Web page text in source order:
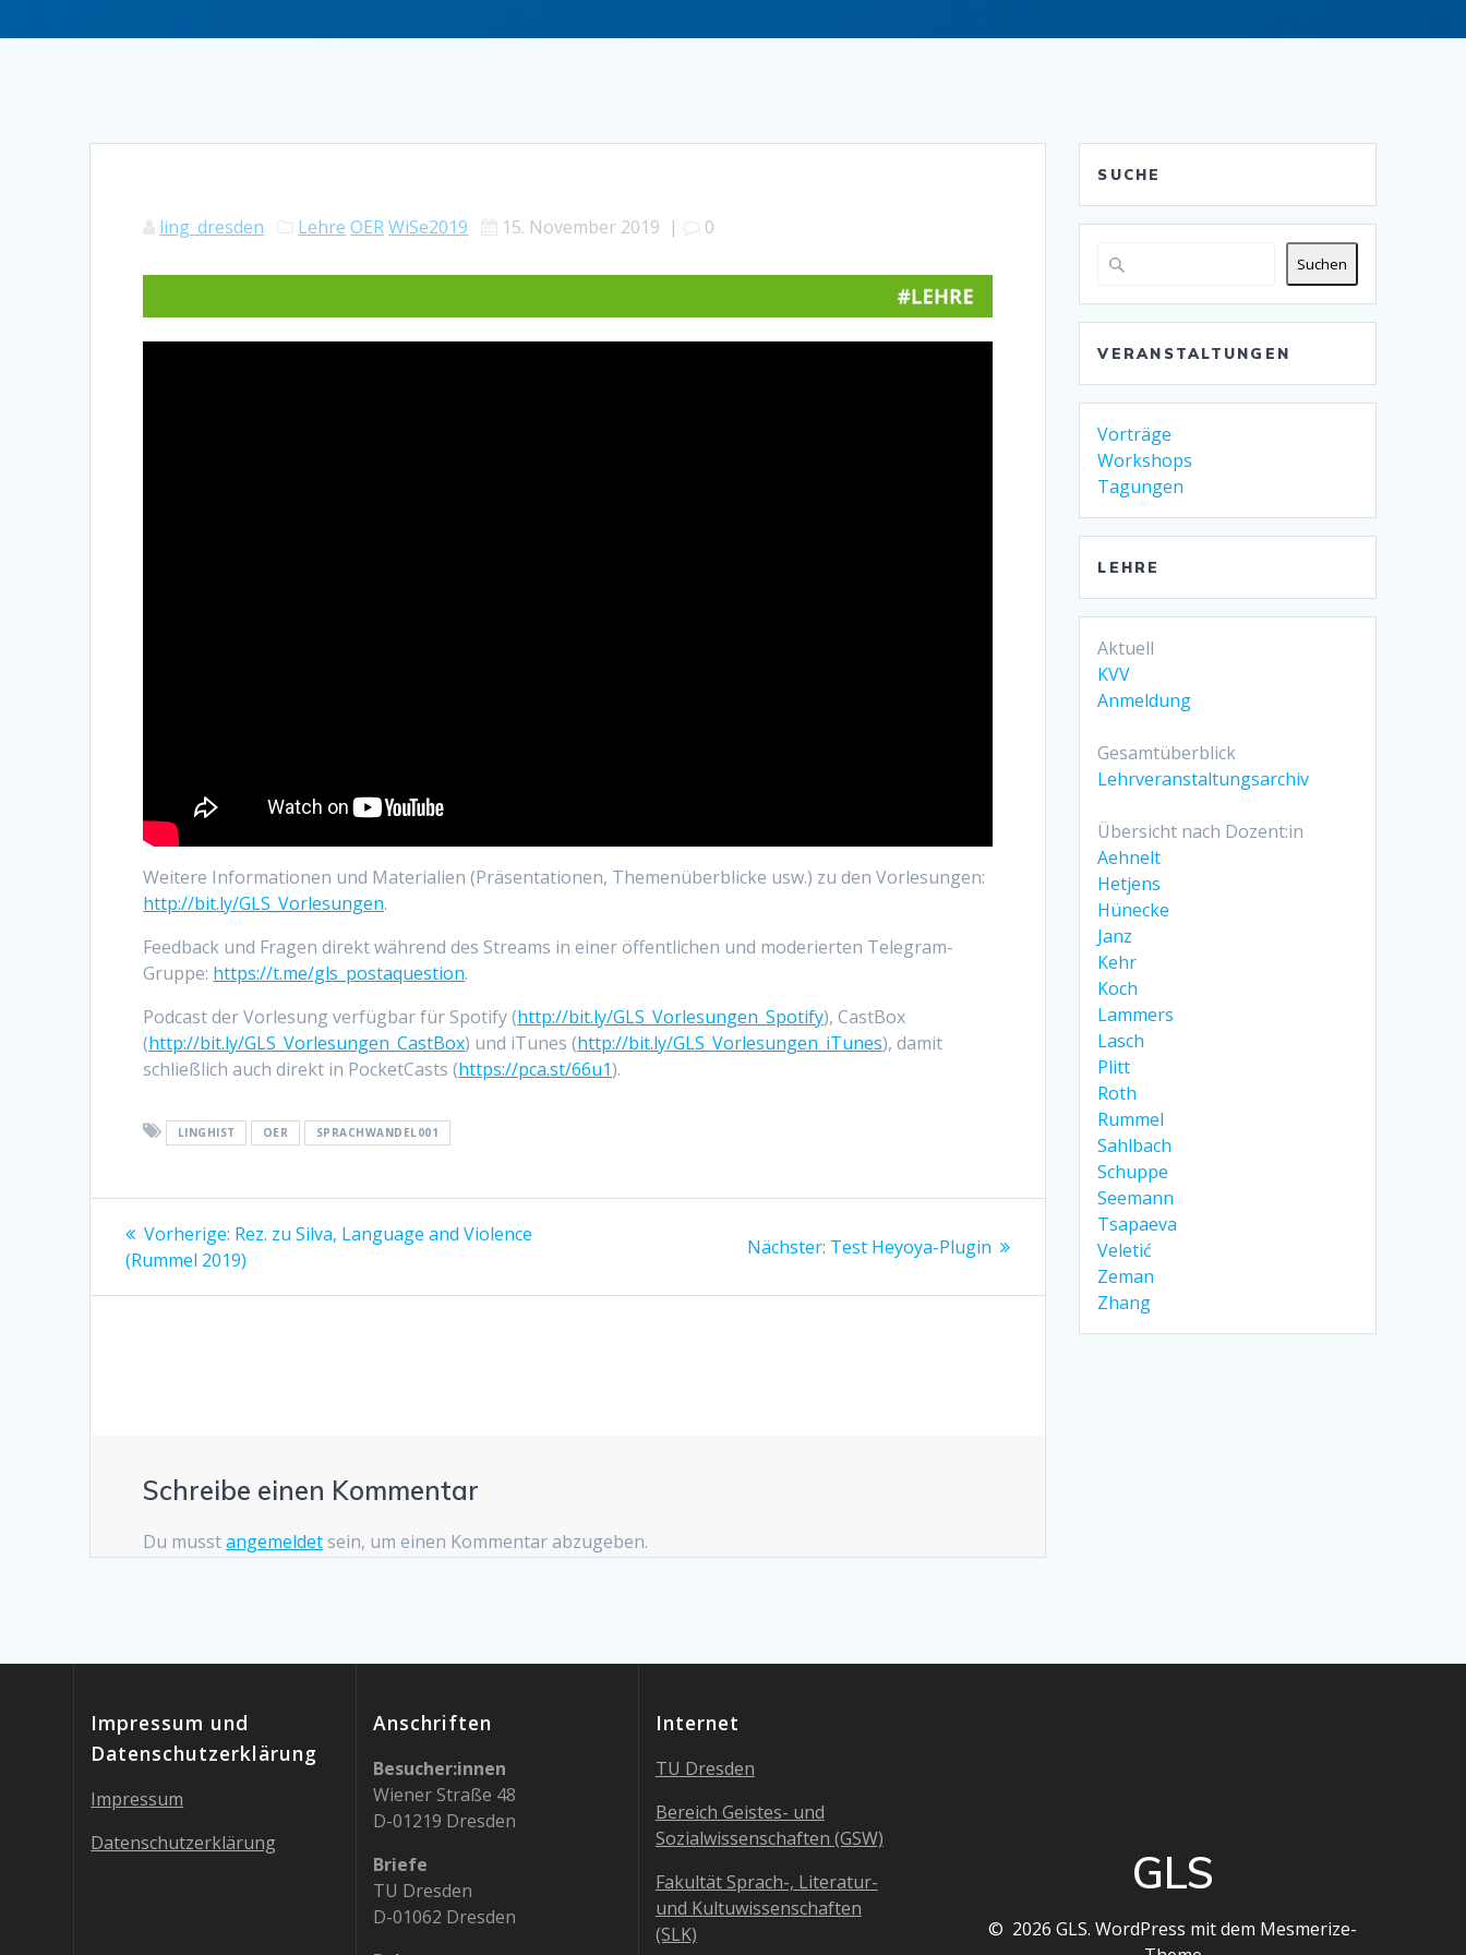
ling_dresden Lehre OERWiSe2019 15. November 2019 | 0
Weitere Informationen und Materialien (Präsentationen, Themenüberblicke usw.) zu den Vorlesungen:
http://bit.ly/GLS_Vorlesungen.
Feedback und Fragen direkt während des Streams in einer öffentlichen und moderierten Telegram-
Gruppe: https://t.me/gls_postaquestion.
Podcast der Vorlesung verfügbar für Spotify (http://bit.ly/GLS_Vorlesungen_Spotify), CastBox
(http://bit.ly/GLS_Vorlesungen_CastBox) und iTunes (http://bit.ly/GLS_Vorlesungen_iTunes), damit
schließlich auch direkt in PocketCasts (https://pca.st/66u1).
LINGHIST OER SPRACHWANDEL001
Beitragsnavigation
Vorherige: Vorheriger
Beitrag:
Rez. zu Silva, Language and Violence
(Rummel 2019)
Nächster: Nächster
Test Heyoya-Plugin
Schreibe einen Kommentar
Du musstangemeldetsein, um einen Kommentar abzugeben.
SUCHE
Suchen
VERANSTALTUNGEN
Vorträge
Workshops
Tagungen
LEHRE
Aktuell
KVV
Anmeldung
Gesamtüberblick
Lehrveranstaltungsarchiv
Übersicht nach Dozent:in
Aehnelt
Hetjens
Hünecke
Janz
Kehr
Koch
Lammers
Lasch
Plitt
Roth
Rummel
Sahlbach
Schuppe
Seemann
Tsapaeva
Veletić
Zeman
Zhang
Impressum und
Datenschutzerklärung
Impressum
Datenschutzerklärung
Anschriften
Besucher:innen
Wiener Straße 48
D-01219 Dresden
Briefe
TU Dresden
D-01062 Dresden
Internet
TU Dresden
Bereich Geistes- und
Sozialwissenschaften (GSW)
Fakultät Sprach-, Literatur-
und Kultuwissenschaften
(SLK)
GLS
© 2026 GLS. WordPress mit dem Mesmerize-